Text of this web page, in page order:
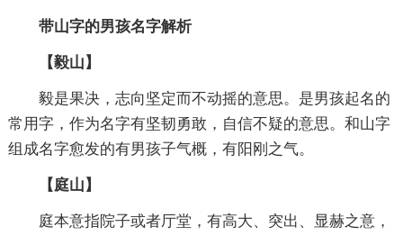
带山字的男孩名字解析
【毅山】
毅是果决，志向坚定而不动摇的意思。是男孩起名的
常用字，作为名字有坚韧勇敢，自信不疑的意思。和山字
组成名字愈发的有男孩子气概，有阳刚之气。
【庭山】
庭本意指院子或者厅堂，有高大、突出、显赫之意，